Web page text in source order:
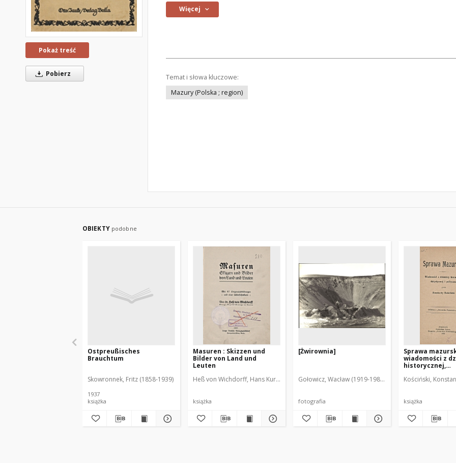
Pokaż treść
Pobierz
Więcej
Temat i słowa kluczowe:
Mazury (Polska ; region)
OBIEKTY podobne
Ostpreußisches
Brauchtum
Skowronnek, Fritz (1858-1939)
1937
książka
Masuren : Skizzen und
Bilder von Land und
Leuten
Heß von Wichdorff, Hans Kurt (1877-1932)
książka
[Żwirownia]
Gołowicz, Wacław (1919-1983). Fot.
fotografia
Sprawa
wiadomości z
historycznej,
Kościński,
książka